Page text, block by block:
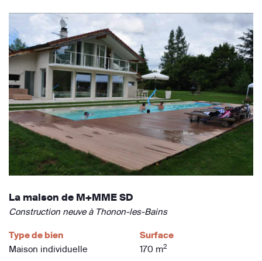
La maison de M+MME SD
Construction neuve à Thonon-les-Bains
Type de bien
Maison individuelle
Surface
170 m2